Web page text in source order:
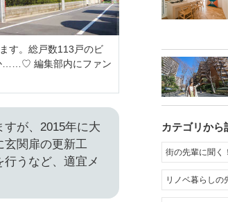
す。総戸数113戸のビ
……♡ 編集部内にファン
が、2015年に大
玄関扉の更新工
うなど、適宜メ
カテゴリから
街の先輩に聞く！
リノベ暮らしの